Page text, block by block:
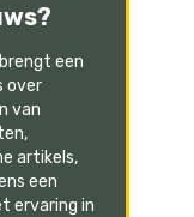
een
over
van
artikels,
een
ervaring in